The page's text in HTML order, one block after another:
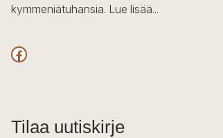
kymmeniätuhansia. Lue lisää...
Facebook
Tilaa uutiskirje